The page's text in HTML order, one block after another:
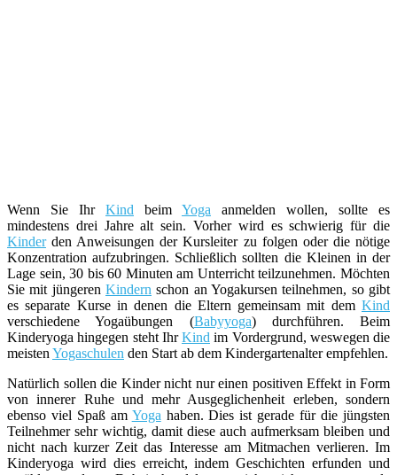
Wenn Sie Ihr Kind beim Yoga anmelden wollen, sollte es
mindestens drei Jahre alt sein. Vorher wird es schwierig für die
Kinderden Anweisungen der Kursleiter zu folgen oder die nötige
Konzentration aufzubringen. Schließlich sollten die Kleinen in der
Lage sein, 30 bis 60 Minuten am Unterricht teilzunehmen. Möchten
Sie mit jüngeren Kindern schon an Yogakursen teilnehmen, so gibt
es separate Kurse in denen die Eltern gemeinsam mit dem Kind
verschiedene Yogaübungen (Babyyoga) durchführen. Beim
Kinderyoga hingegen steht IhrKind im Vordergrund, weswegen die
meisten Yogaschulen den Start ab dem Kindergartenalter empfehlen.
Natürlich sollen die Kinder nicht nur einen positiven Effekt in Form
von innerer Ruhe und mehr Ausgeglichenheit erleben, sondern
ebenso viel Spaß am Yoga haben. Dies ist gerade für die jüngsten
Teilnehmer sehr wichtig, damit diese auch aufmerksam bleiben und
nicht nach kurzer Zeit das Interesse am Mitmachen verlieren. Im
Kinderyoga wird dies erreicht, indem Geschichten erfunden und